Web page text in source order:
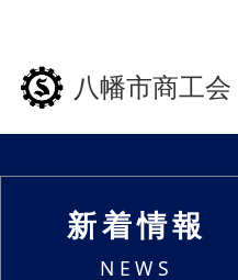
八幡市商工会
新着情報
NEWS